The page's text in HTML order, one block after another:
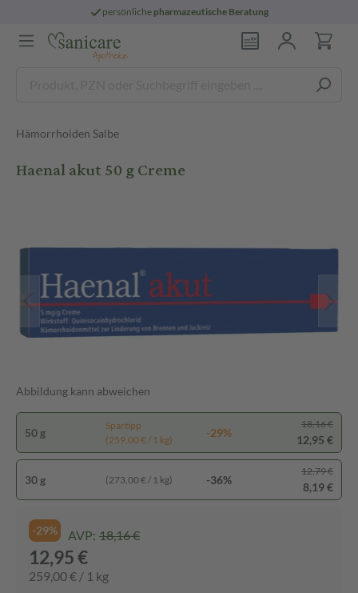
persönliche pharmazeutische Beratung
Hämorrhoiden Salbe
Haenal akut 50 g Creme
Abbildung kann abweichen
50 g
Spartipp
(259,00 € / 1 kg)
-29%
18,16 €
12,95 €
30 g (273,00 € / 1 kg) -36%
12,79 €
8,19 €
-29% AVP: 18,16 €
12,95 €
259,00 € / 1 kg